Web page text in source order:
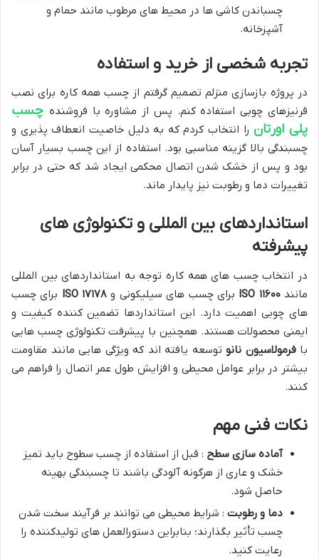
چسباندن کاشی ها در محیط های مرطوب مانند حمام و
آشپزخانه.
تجربه شخصی از خرید و استفاده
در پروژه بازسازی منزلم تصمیم گرفتم از چسب همه کاره برای نصب
قرنیزهای چوبی استفاده کنم. پس از مشاوره با فروشنده چسب
پلی اورتانرا انتخاب کردم که به دلیل خاصیت انعطاف پذیری و
چسبندگی بالا گزینه مناسبی بود. استفاده از این چسب بسیار آسان
بود و پس از خشک شدن اتصال محکمی ایجاد شد که حتی در برابر
تغییرات دما و رطوبت نیز پایدار ماند.
استانداردهای بین المللی و تکنولوژی های
پیشرفته
در انتخاب چسب های همه کاره توجه به استانداردهای بین المللی
مانند
ISO ۱۱۶۰۰ برای چسب های سیلیکونی و ISO ۱۷۱۷۸
برای چسب
های چوبی اهمیت دارد. این استانداردها تضمین کننده کیفیت و
ایمنی محصولات هستند. همچنین با پیشرفت تکنولوژی چسب هایی
بافرمولاسیون نانو توسعه یافته اند که ویژگی هایی مانند مقاومت
بیشتر در برابر عوامل محیطی و افزایش طول عمر اتصال را فراهم می
کنند.
نکات فنی مهم
آماده سازی سطح : قبل از استفاده از چسب سطوح باید تمیز
خشک و عاری از هرگونه آلودگی باشند تا چسبندگی بهینه
حاصل شود.
دما و رطوبت : شرایط محیطی می توانند بر فرآیند سخت شدن
چسب تأثیر بگذارند؛ بنابراین دستورالعمل های تولیدکننده را
رعایت کنید.